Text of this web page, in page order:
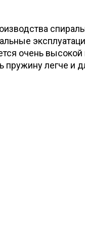
очень
пружину легче и